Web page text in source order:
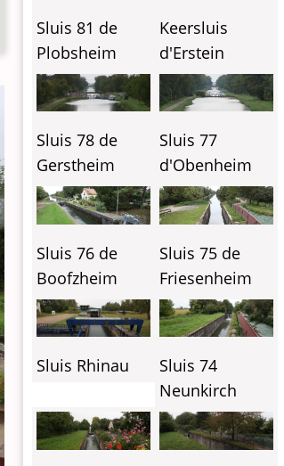
Sluis 81 de
Plobsheim
Keersluis
d'Erstein
Sluis 78 de
Gerstheim
Sluis 77
d'Obenheim
Sluis 76 de
Boofzheim
Sluis 75 de
Friesenheim
Sluis Rhinau
Sluis 74
Neunkirch